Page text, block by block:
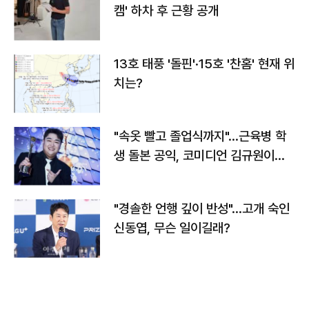
캠' 하차 후 근황 공개
13호 태풍 '돌핀'·15호 '찬홈' 현재 위
치는?
"속옷 빨고 졸업식까지"…근육병 학
생 돌본 공익, 코미디언 김규원이었
"경솔한 언행 깊이 반성"…고개 숙인
신동엽, 무슨 일이길래?